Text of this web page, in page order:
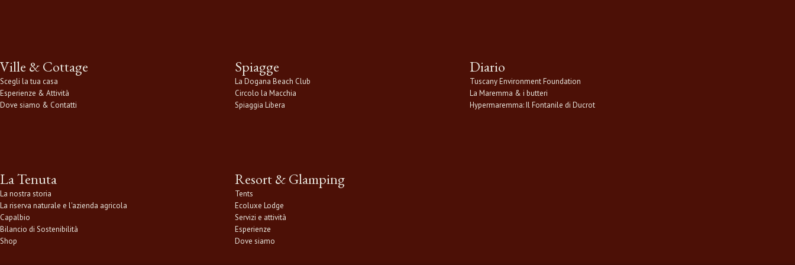
Ville & Cottage
Scegli la tua casa
Esperienze & Attività
Dove siamo & Contatti
Spiagge
La Dogana Beach Club
Circolo la Macchia
Spiaggia Libera
Diario
Tuscany Environment Foundation
La Maremma & i butteri
Hypermaremma: Il Fontanile di Ducrot
La Tenuta
La nostra storia
La riserva naturale e l'azienda agricola
Capalbio
Bilancio di Sostenibilità
Shop
Resort & Glamping
Tents
Ecoluxe Lodge
Servizi e attività
Esperienze
Dove siamo